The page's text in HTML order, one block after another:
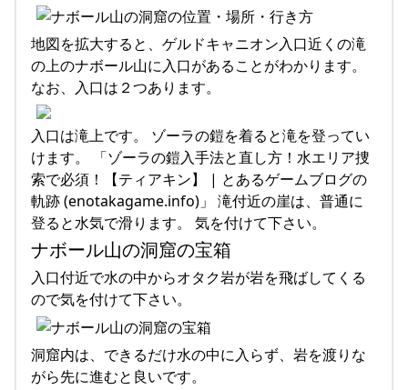
地図を拡大すると、ゲルドキャニオン入口近くの滝
の上のナボール山に入口があることがわかります。
なお、入口は２つあります。
入口は滝上です。 ゾーラの鎧を着ると滝を登ってい
けます。 「ゾーラの鎧入手法と直し方！水エリア捜
索で必須！【ティアキン】 | とあるゲームブログの
軌跡 (enotakagame.info)」 滝付近の崖は、普通に
登ると水気で滑ります。 気を付けて下さい。
ナボール山の洞窟の宝箱
入口付近で水の中からオタク岩が岩を飛ばしてくる
ので気を付けて下さい。
洞窟内は、できるだけ水の中に入らず、岩を渡りな
がら先に進むと良いです。